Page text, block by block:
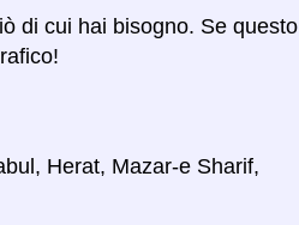
di cui hai bisogno. Se questo
Herat, Mazar-e Sharif,